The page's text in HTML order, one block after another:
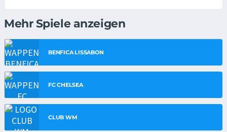
Mehr Spiele anzeigen
BENFICA LISSABON
FC CHELSEA
CLUB WM